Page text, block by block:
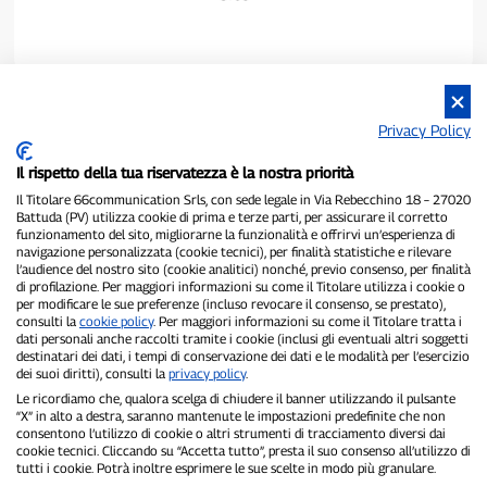
P300.it è una Testata Giornalistica indipendente
Registrazione numero 1/2021 del 1/2/2021 - Tribunale di Pavia
Proprietario ed editore:66communication Srls- P.IVA
02798890188
Direttore Responsabile:Alessandro Secchi- Vicedirettore:Federico
Benedusi
Privacy Policy
-
"Se è successo davvero, lo trovi su P300.it"
Copyright © P300.it 2012-2026
Privacy Policy
Il rispetto della tua riservatezza è la nostra priorità
Il Titolare 66communication Srls, con sede legale in Via Rebecchino 18 – 27020
Battuda (PV) utilizza cookie di prima e terze parti, per assicurare il corretto
funzionamento del sito, migliorarne la funzionalità e offrirvi un’esperienza di
navigazione personalizzata (cookie tecnici), per finalità statistiche e rilevare
l’audience del nostro sito (cookie analitici) nonché, previo consenso, per finalità
di profilazione. Per maggiori informazioni su come il Titolare utilizza i cookie o
per modificare le sue preferenze (incluso revocare il consenso, se prestato),
consulti la cookie policy. Per maggiori informazioni su come il Titolare tratta i
dati personali anche raccolti tramite i cookie (inclusi gli eventuali altri soggetti
destinatari dei dati, i tempi di conservazione dei dati e le modalità per l’esercizio
dei suoi diritti), consulti la privacy policy.
Le ricordiamo che, qualora scelga di chiudere il banner utilizzando il pulsante
“X” in alto a destra, saranno mantenute le impostazioni predefinite che non
consentono l’utilizzo di cookie o altri strumenti di tracciamento diversi dai
cookie tecnici. Cliccando su “Accetta tutto”, presta il suo consenso all’utilizzo di
tutti i cookie. Potrà inoltre esprimere le sue scelte in modo più granulare.